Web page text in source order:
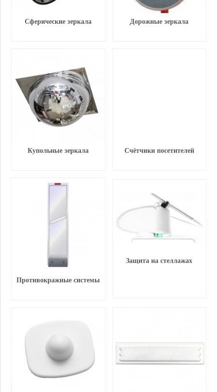
Сферические зеркала Дорожные зеркала
Купольные зеркала Счётчики посетителей
Противокражные системы
Защита на стеллажах